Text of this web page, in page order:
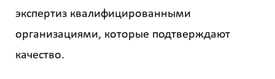
экспертиз квалифицированными
организациями, которые подтверждают
качество.